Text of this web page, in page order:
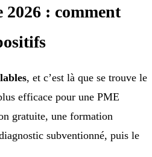
2026 : comment
, et c’est là que se trouve le
efficace pour une PME
gratuite, une formation
subventionné, puis le